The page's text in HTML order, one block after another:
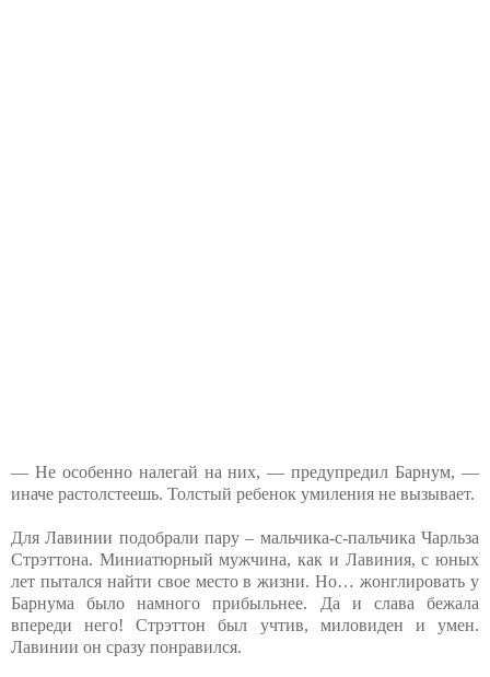
— Не особенно налегай на них, — предупредил Барнум, —
иначе растолстеешь. Толстый ребенок умиления не вызывает.
Для Лавинии подобрали пару – мальчика-с-пальчика Чарльза
Стрэттона. Миниатюрный мужчина, как и Лавиния, с юных
лет пытался найти свое место в жизни. Но… жонглировать у
Барнума было намного прибыльнее. Да и слава бежала
впереди него! Стрэттон был учтив, миловиден и умен.
Лавинии он сразу понравился.